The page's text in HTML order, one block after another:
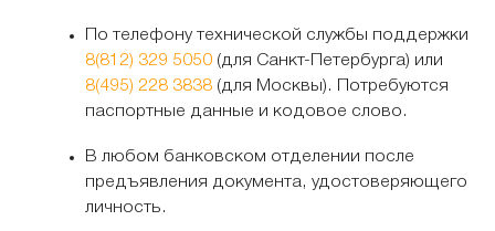
По телефону технической службы поддержки
8(812) 329 5050(для Санкт-Петербурга) или
8(495) 228 3838(для Москвы). Потребуются
паспортные данные и кодовое слово.
В любом банковском отделении после
предъявления документа, удостоверяющего
личность.